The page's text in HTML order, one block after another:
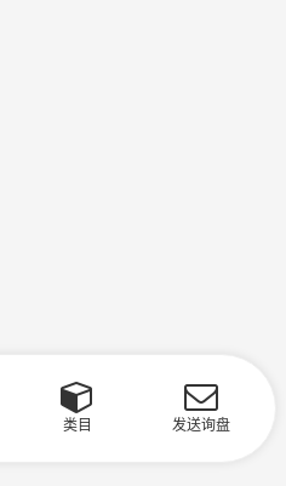
类目 发送询盘